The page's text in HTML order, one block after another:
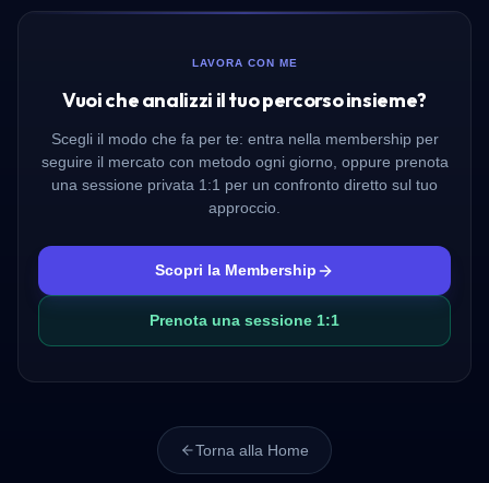
LAVORA CON ME
Vuoi che analizzi il tuo percorso insieme?
Scegli il modo che fa per te: entra nella membership per
seguire il mercato con metodo ogni giorno, oppure prenota
una sessione privata 1:1 per un confronto diretto sul tuo
approccio.
Scopri la Membership
Prenota una sessione 1:1
Torna alla Home